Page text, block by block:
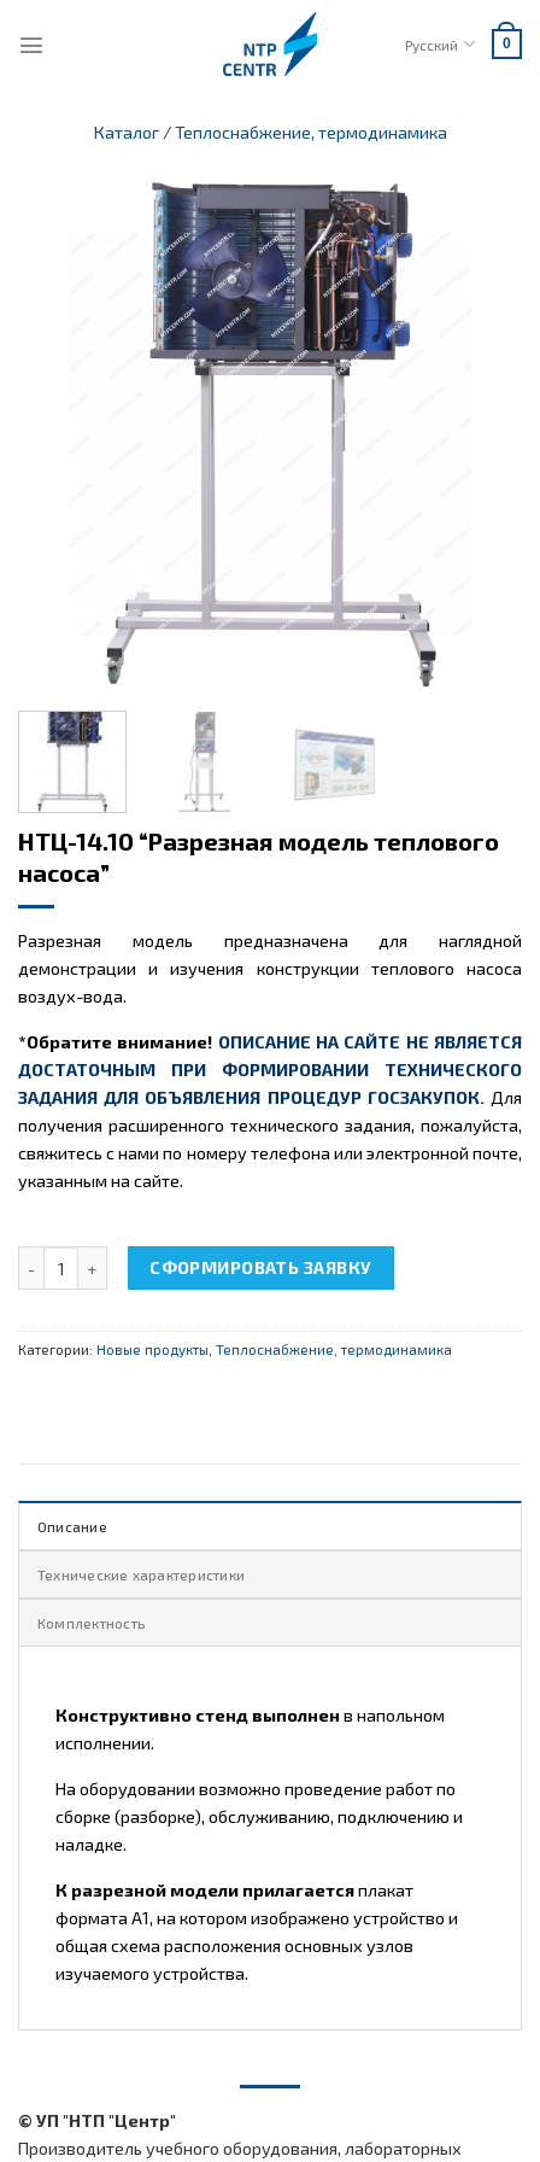
Русский 0
Каталог /Теплоснабжение, термодинамика
НТЦ-14.10 “Разрезная модель теплового
насоса”
Разрезная модель предназначена для наглядной
демонстрации и изучения конструкции теплового насоса
воздух-вода.
*Обратите внимание! ОПИСАНИЕ НА САЙТЕ НЕ ЯВЛЯЕТСЯ
ДОСТАТОЧНЫМ ПРИ ФОРМИРОВАНИИ ТЕХНИЧЕСКОГО
ЗАДАНИЯ ДЛЯ ОБЪЯВЛЕНИЯ ПРОЦЕДУР ГОСЗАКУПОК. Для
получения расширенного технического задания, пожалуйста,
свяжитесь с нами по номеру телефона или электронной почте,
указанным на сайте.
Количество товара НТЦ-14.10 "Разрезная модель теплового
СФОРМИРОВАТЬ ЗАЯВКУ
Категории: Новые продукты Теплоснабжение, термодинамика
Описание
Технические характеристики
Комплектность
Конструктивно стенд выполнен в напольном
исполнении.
На оборудовании возможно проведение работ по
сборке (разборке), обслуживанию, подключению и
наладке.
К разрезной модели прилагаетсяплакат
формата А1, на котором изображено устройство и
общая схема расположения основных узлов
изучаемого устройства.
© УП "НТП "Центр"
Производитель учебного оборудования, лабораторных